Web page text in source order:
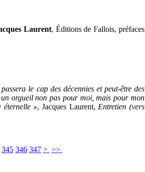
Laurent, Éditions de Fallois, préfaces
le cap des décennies et peut-être des
orgueil non pas pour moi, mais pour mon
éternelle », Jacques Laurent, Entretien (vers
345 346 347 > >>